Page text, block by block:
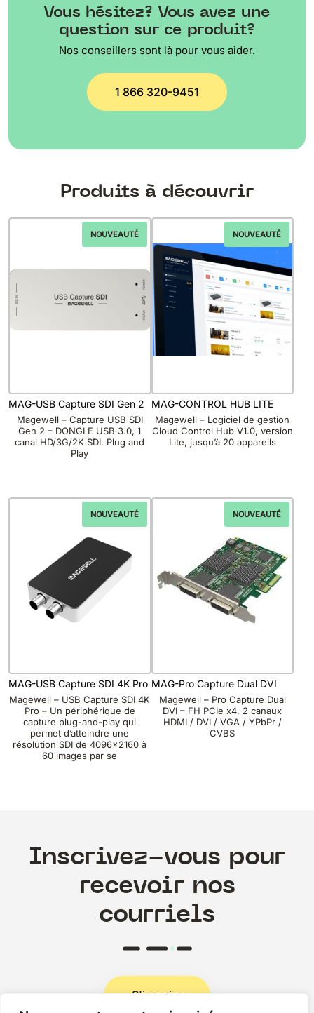
Vous hésitez? Vous avez une
question sur ce produit?
Nos conseillers sont là pour vous aider.
1 866 320-9451
Produits à découvrir
NOUVEAUTÉ
MAG-USB Capture SDI Gen 2
Magewell – Capture USB SDI
Gen 2 – DONGLE USB 3.0, 1
canal HD/3G/2K SDI. Plug and
Play
NOUVEAUTÉ
MAG-CONTROL HUB LITE
Magewell – Logiciel de gestion
Cloud Control Hub V1.0, version
Lite, jusqu’à 20 appareils
NOUVEAUTÉ
MAG-USB Capture SDI 4K Pro
Magewell – USB Capture SDI 4K
Pro – Un périphérique de
capture plug-and-play qui
permet d’atteindre une
résolution SDI de 4096×2160 à
60 images par se
NOUVEAUTÉ
MAG-Pro Capture Dual DVI
Magewell – Pro Capture Dual
DVI – FH PCIe x4, 2 canaux
HDMI / DVI / VGA / YPbPr /
CVBS
Inscrivez-vous pour
recevoir nos
courriels
S'inscrire